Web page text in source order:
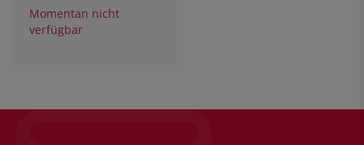
Momentan nicht
verfügbar